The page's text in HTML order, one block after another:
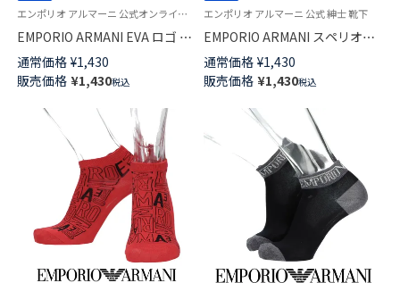
エンポリオ アルマーニ 公式オンラインショップ 紳士 靴下
EMPORIO ARMANI EVA ロゴ リ
ンクス スニーカー丈 カジュア
ル ソックス メンズ 02322400
通常価格 ¥1,430
販売価格 ¥1,430税込
エンポリオ アルマーニ 公式 紳士 靴下
EMPORIO ARMANI スペリオー
ルピマ綿混 イーグル グラデー
ション スニーカー丈 カジュア
ル ソックス メンズ 02322399
通常価格 ¥1,430
販売価格 ¥1,430税込